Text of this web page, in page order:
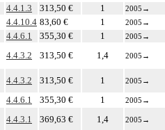
4.4.1.3 313,50 € 1 2005 →
4.4.10.4 83,60 € 1 2005 →
4.4.6.1 355,30 € 1 2005 →
4.4.3.2 313,50 € 1,4 2005 →
4.4.3.2 313,50 € 1 2005 →
4.4.6.1 355,30 € 1 2005 →
4.4.3.1 369,63 € 1,4 2005 →